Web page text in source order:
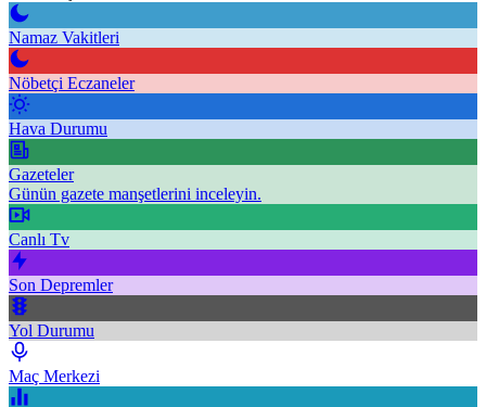
Namaz Vakitleri
Nöbetçi Eczaneler
Hava Durumu
Gazeteler
Günün gazete manşetlerini inceleyin.
Canlı Tv
Son Depremler
Yol Durumu
Maç Merkezi